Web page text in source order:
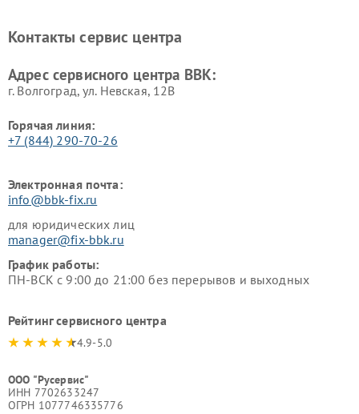
Ремонт винных шкафов BBK
Контакты сервис центра
Адрес сервисного центра BBK:
г. Волгоград, ул. Невская, 12В
Горячая линия:
+7 (844) 290-70-26
Электронная почта:
info@bbk-fix.ru
для юридических лиц
manager@fix-bbk.ru
График работы:
ПН-ВСК с 9:00 до 21:00 без перерывов и выходных
Рейтинг сервисного центра
4.9-5.0
ООО "Русервис"
ИНН 7702633247
ОГРН 1077746335776